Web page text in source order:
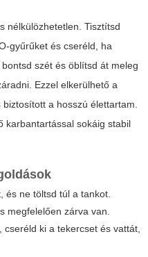
nélkülözhetetlen. Tisztítsd
gyűrűket és cseréld, ha
szét és öblítsd át meleg
Ezzel elkerülhető a
a hosszú élettartam.
karbantartással sokáig stabil
és ne töltsd túl a tankot.
megfelelően zárva van.
ki a tekercset és vattát,